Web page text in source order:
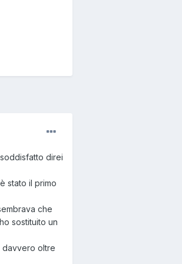
direi
stato il primo
che
sostituito un
davvero oltre